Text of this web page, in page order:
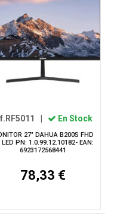
En Stock
27" DAHUA B200S FHD
LED PN: 1.0.99.12.10182- EAN:
6923172568441
78,33 €